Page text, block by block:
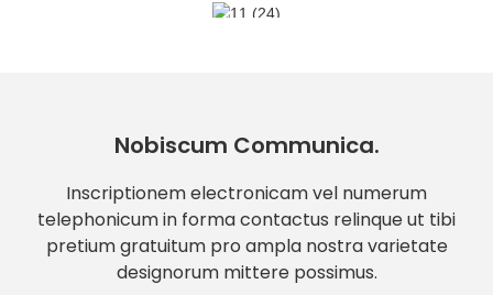
Nobiscum Communica.
Inscriptionem electronicam vel numerum
telephonicum in forma contactus relinque ut tibi
pretium gratuitum pro ampla nostra varietate
designorum mittere possimus.